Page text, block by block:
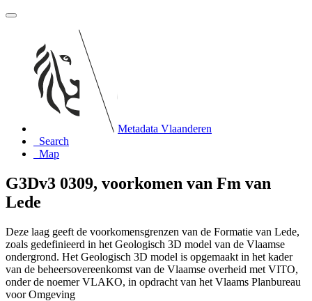
Metadata Vlaanderen
Search
Map
G3Dv3 0309, voorkomen van Fm van
Lede
Deze laag geeft de voorkomensgrenzen van de Formatie van Lede,
zoals gedefinieerd in het Geologisch 3D model van de Vlaamse
ondergrond. Het Geologisch 3D model is opgemaakt in het kader
van de beheersovereenkomst van de Vlaamse overheid met VITO,
onder de noemer VLAKO, in opdracht van het Vlaams Planbureau
voor Omgeving